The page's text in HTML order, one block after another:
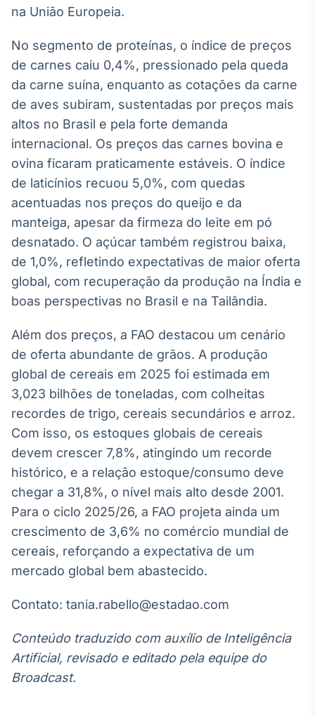
Broadcast
Wallboard
dados para
displays e telas
Broadcast
Curadoria
Curadoria de
conteúdos
noticiosos
Soluções de
Tecnologia
Broadcast
Radar
notícias e
conteúdos
Broadcast
Fundos
A melhor
plataforma para
analisar fundos
de investimento
no Brasil
IA
Em breve
Em breve
na União Europeia.
No segmento de proteínas, o índice de preços
de carnes caiu 0,4%, pressionado pela queda
da carne suína, enquanto as cotações da carne
de aves subiram, sustentadas por preços mais
altos no Brasil e pela forte demanda
internacional. Os preços das carnes bovina e
ovina ficaram praticamente estáveis. O índice
de laticínios recuou 5,0%, com quedas
acentuadas nos preços do queijo e da
manteiga, apesar da firmeza do leite em pó
desnatado. O açúcar também registrou baixa,
de 1,0%, refletindo expectativas de maior oferta
global, com recuperação da produção na Índia e
boas perspectivas no Brasil e na Tailândia.
Além dos preços, a FAO destacou um cenário
de oferta abundante de grãos. A produção
global de cereais em 2025 foi estimada em
3,023 bilhões de toneladas, com colheitas
recordes de trigo, cereais secundários e arroz.
Com isso, os estoques globais de cereais
devem crescer 7,8%, atingindo um recorde
histórico, e a relação estoque/consumo deve
chegar a 31,8%, o nível mais alto desde 2001.
Para o ciclo 2025/26, a FAO projeta ainda um
crescimento de 3,6% no comércio mundial de
cereais, reforçando a expectativa de um
mercado global bem abastecido.
Contato: tania.rabello@estadao.com
Conteúdo traduzido com auxílio de Inteligência
Artificial, revisado e editado pela equipe do
Broadcast.